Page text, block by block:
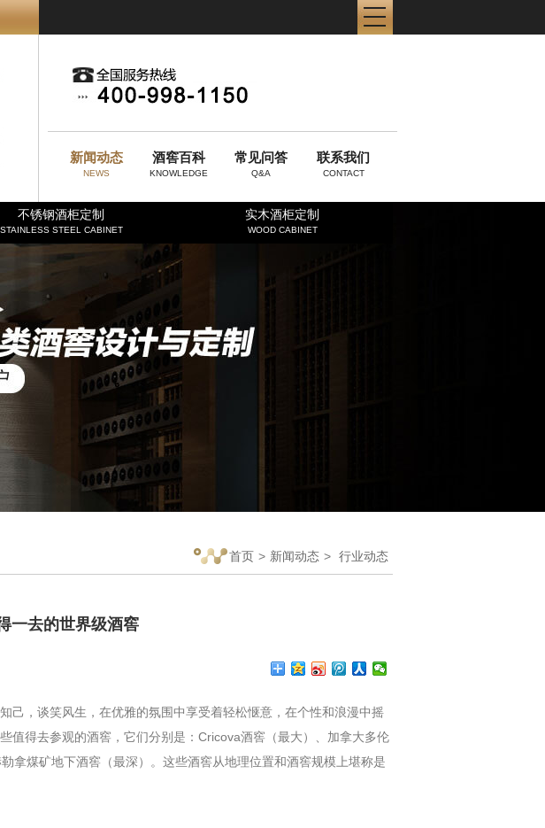
新闻动态
NEWS
酒窖百科
KNOWLEDGE
常见问答
Q&A
联系我们
CONTACT
不锈钢酒柜定制
STAINLESS STEEL CABINET
实木酒柜定制
WOOD CABINET
首页 > 新闻动态 > 行业动态
一去的世界级酒窖
谈笑风生，在优雅的氛围中享受着轻松惬意，在个性和浪漫中摇
得去参观的酒窖，它们分别是：Cricova酒窖（最大）、加拿大多伦
勒拿煤矿地下酒窖（最深）。这些酒窖从地理位置和酒窖规模上堪称是